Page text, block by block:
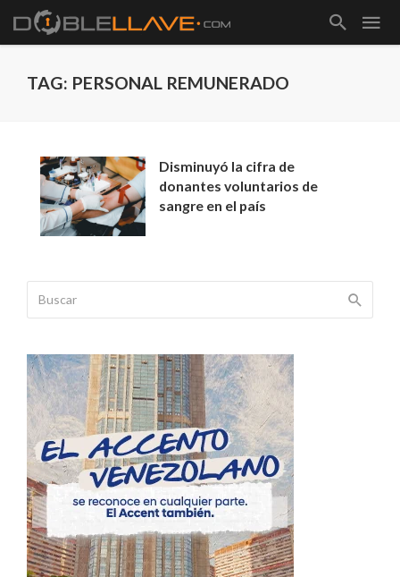
TAG: PERSONAL REMUNERADO
Disminuyó la cifra de
donantes voluntarios de
sangre en el país